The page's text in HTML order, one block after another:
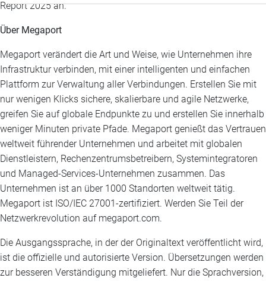
Report 2025 an.
Über Megaport
Megaport verändert die Art und Weise, wie Unternehmen ihre
Infrastruktur verbinden, mit einer intelligenten und einfachen
Plattform zur Verwaltung aller Verbindungen. Erstellen Sie mit
nur wenigen Klicks sichere, skalierbare und agile Netzwerke,
greifen Sie auf globale Endpunkte zu und erstellen Sie innerhalb
weniger Minuten private Pfade. Megaport genießt das Vertrauen
weltweit führender Unternehmen und arbeitet mit globalen
Dienstleistern, Rechenzentrumsbetreibern, Systemintegratoren
und Managed-Services-Unternehmen zusammen. Das
Unternehmen ist an über 1000 Standorten weltweit tätig.
Megaport ist ISO/IEC 27001-zertifiziert. Werden Sie Teil der
Netzwerkrevolution auf megaport.com.
Die Ausgangssprache, in der der Originaltext veröffentlicht wird,
ist die offizielle und autorisierte Version. Übersetzungen werden
zur besseren Verständigung mitgeliefert. Nur die Sprachversion,